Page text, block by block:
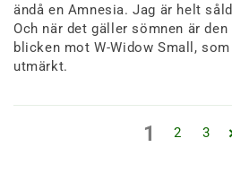
ändå en Amnesia. Jag är helt
Och när det gäller sömnen är
blicken mot W-Widow Small,
utmärkt.
1 2 3